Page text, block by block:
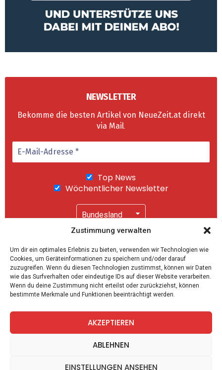
Zustimmung verwalten
Um dir ein optimales Erlebnis zu bieten, verwenden wir Technologien wie
Cookies, um Geräteinformationen zu speichern und/oder darauf
zuzugreifen. Wenn du diesen Technologien zustimmst, können wir Daten
wie das Surfverhalten oder eindeutige IDs auf dieser Website verarbeiten.
Wenn du deine Zustimmung nicht erteilst oder zurückziehst, können
bestimmte Merkmale und Funktionen beeinträchtigt werden.
AKZEPTIEREN
ABLEHNEN
EINSTELLUNGEN ANSEHEN
NEWSLETTER
Bekomme die besten Artikel von NeueZeit.at direkt
via Mail.
Top News
Wöchentlicher Newsletter
"Abonnieren" akzeptierst Du unsere
Datenschutzerklärung.
twitter